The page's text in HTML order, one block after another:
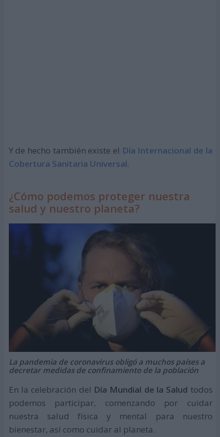
Y de hecho también existe el Día Internacional de la
Cobertura Sanitaria Universal.
¿Cómo podemos proteger nuestra
salud y nuestro planeta?
La pandemia de coronavirus obligó a muchos países a
decretar medidas de confinamiento de la población
En la celebración del Día Mundial de la Salud todos
podemos participar, comenzando por cuidar
nuestra salud física y mental para nuestro
bienestar, así como cuidar al planeta.